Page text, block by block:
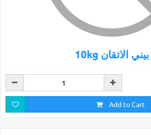
10kg بيني الاتقان
Add to Cart